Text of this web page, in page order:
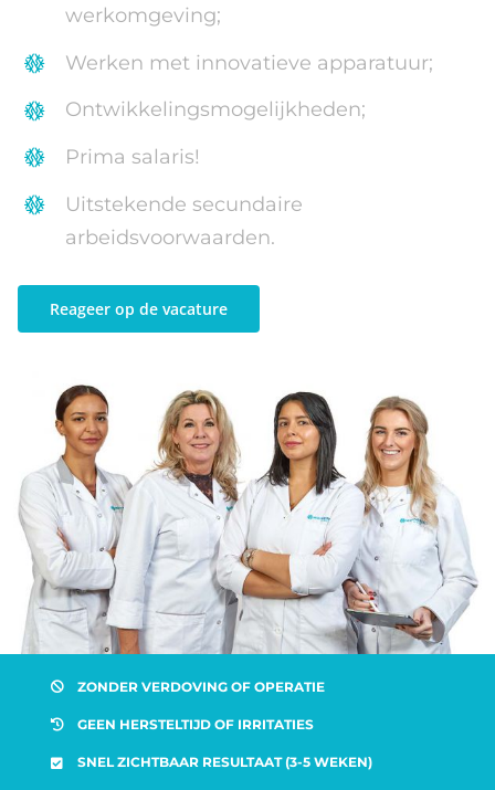
werkomgeving;
Werken met innovatieve apparatuur;
Ontwikkelingsmogelijkheden;
Prima salaris!
Uitstekende secundaire
arbeidsvoorwaarden.
Reageer op de vacature
ZONDER VERDOVING OF OPERATIE
GEEN HERSTELTIJD OF IRRITATIES
SNEL ZICHTBAAR RESULTAAT (3-5 WEKEN)